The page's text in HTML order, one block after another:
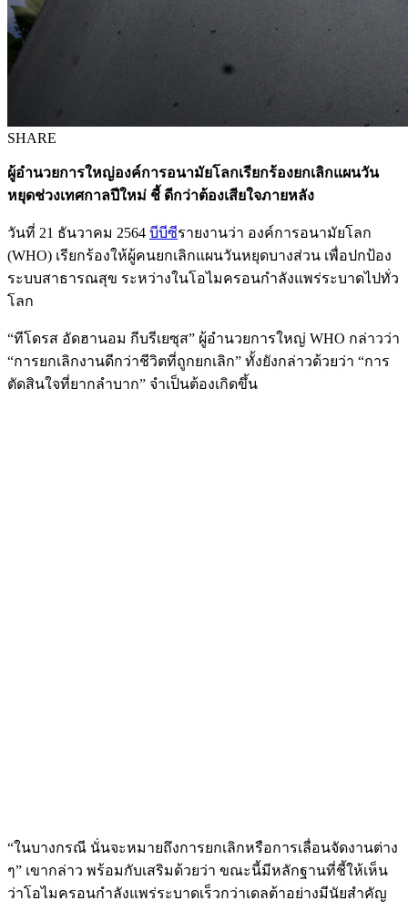
SHARE
ผู้อำนวยการใหญ่องค์การอนามัยโลกเรียกร้องยกเลิกแผนวัน
หยุดช่วงเทศกาลปีใหม่ ชี้ ดีกว่าต้องเสียใจภายหลัง
วันที่ 21 ธันวาคม 2564 บีบีซีรายงานว่า องค์การอนามัยโลก
(WHO) เรียกร้องให้ผู้คนยกเลิกแผนวันหยุดบางส่วน เพื่อปกป้อง
ระบบสาธารณสุข ระหว่างในโอไมครอนกำลังแพร่ระบาดไปทั่ว
โลก
“ทีโดรส อัดฮานอม กีบรีเยซุส” ผู้อำนวยการใหญ่ WHO กล่าวว่า
“การยกเลิกงานดีกว่าชีวิตที่ถูกยกเลิก” ทั้งยังกล่าวด้วยว่า “การ
ตัดสินใจที่ยากลำบาก” จำเป็นต้องเกิดขึ้น
“ในบางกรณี นั่นจะหมายถึงการยกเลิกหรือการเลื่อนจัดงานต่าง
ๆ” เขากล่าว พร้อมกับเสริมด้วยว่า ขณะนี้มีหลักฐานที่ชี้ให้เห็น
ว่าโอไมครอนกำลังแพร่ระบาดเร็วกว่าเดลต้าอย่างมีนัยสำคัญ